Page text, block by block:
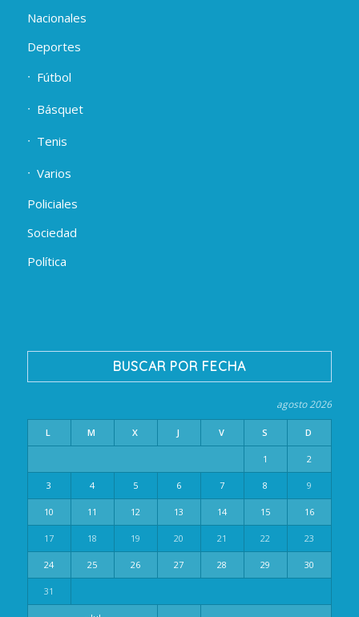
Nacionales
Deportes
Fútbol
Básquet
Tenis
Varios
Policiales
Sociedad
Política
BUSCAR POR FECHA
agosto 2026
L M X J V S D
1 2
3 4 5 6 7 8 9
10 11 12 13 14 15 16
17 18 19 20 21 22 23
24 25 26 27 28 29 30
31